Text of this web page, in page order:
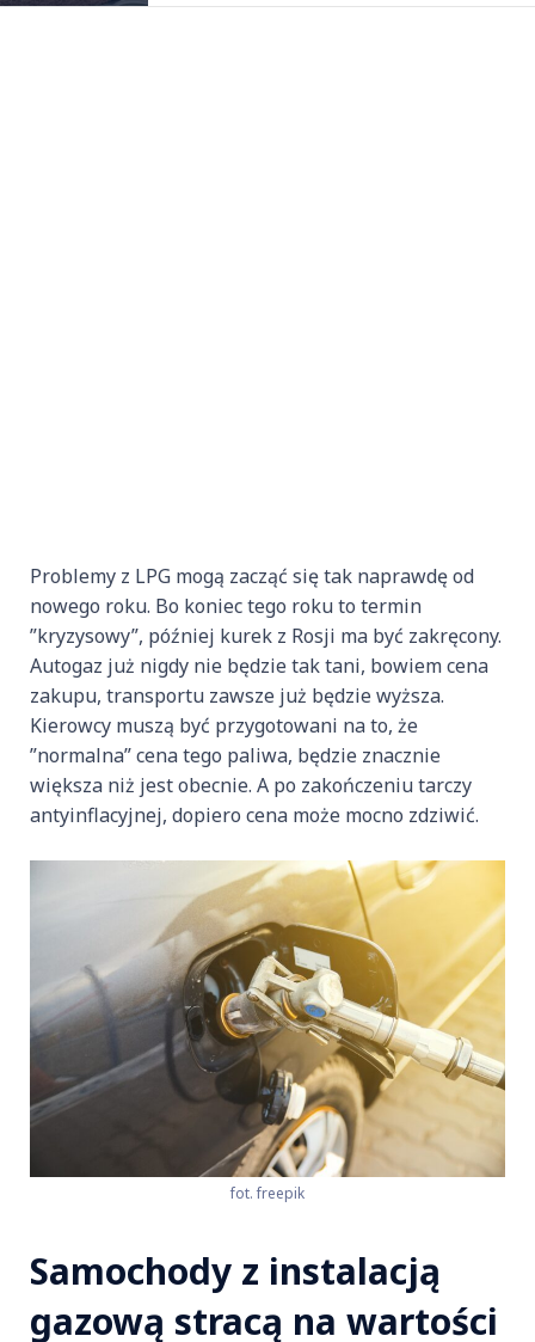
Problemy z LPG mogą zacząć się tak naprawdę od
nowego roku. Bo koniec tego roku to termin
”kryzysowy”, później kurek z Rosji ma być zakręcony.
Autogaz już nigdy nie będzie tak tani, bowiem cena
zakupu, transportu zawsze już będzie wyższa.
Kierowcy muszą być przygotowani na to, że
”normalna” cena tego paliwa, będzie znacznie
większa niż jest obecnie. A po zakończeniu tarczy
antyinflacyjnej, dopiero cena może mocno zdziwić.
fot. freepik
Samochody z instalacją
gazową stracą na wartości